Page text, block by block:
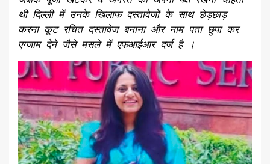
थी दिल्ली में उनके खिलाफ दस्तावेजों के साथ छेड़छाड़
करना कूट रचित दस्तावेज बनाना और नाम पता छुपा कर
एग्जाम देने जैसे मसले में एफआईआर दर्ज है ।